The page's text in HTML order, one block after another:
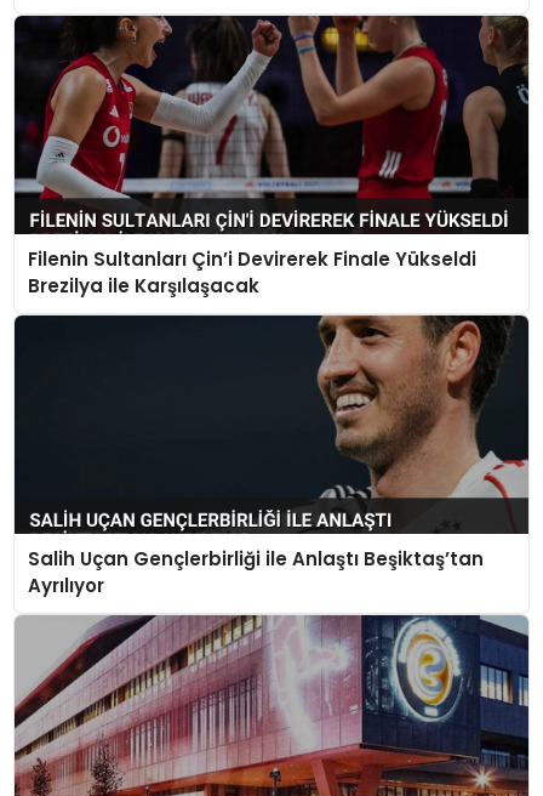
Filenin Sultanları Çin’i Devirerek Finale Yükseldi
Brezilya ile Karşılaşacak
Salih Uçan Gençlerbirliği ile Anlaştı Beşiktaş’tan
Ayrılıyor